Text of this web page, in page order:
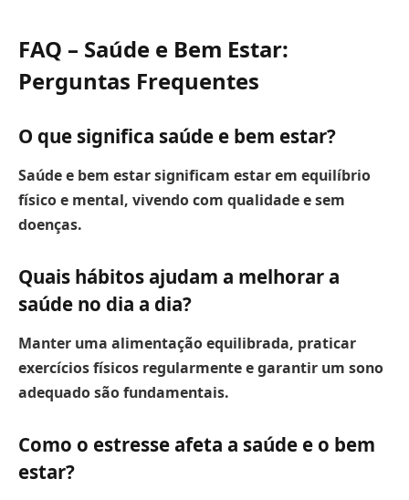
FAQ – Saúde e Bem Estar:
Perguntas Frequentes
O que significa saúde e bem estar?
Saúde e bem estar significam estar em equilíbrio
físico e mental, vivendo com qualidade e sem
doenças.
Quais hábitos ajudam a melhorar a
saúde no dia a dia?
Manter uma alimentação equilibrada, praticar
exercícios físicos regularmente e garantir um sono
adequado são fundamentais.
Como o estresse afeta a saúde e o bem
estar?